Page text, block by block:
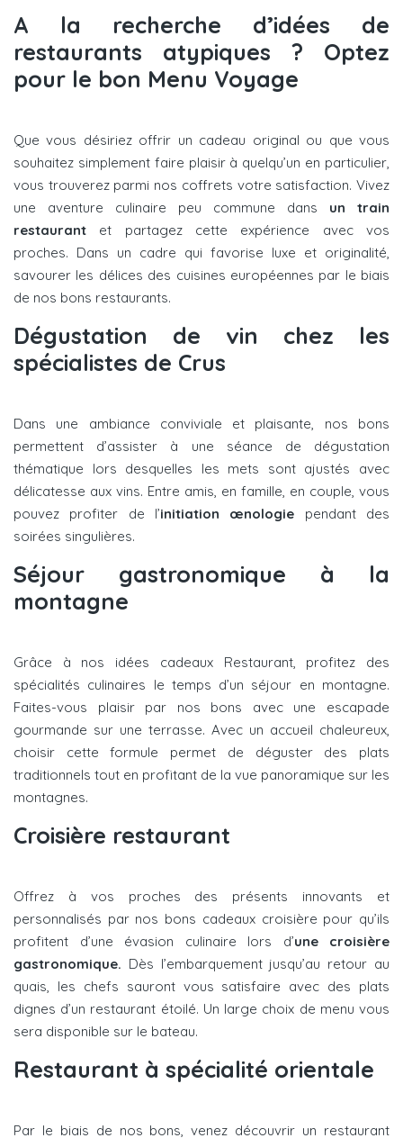
A la recherche d’idées de
restaurants atypiques ? Optez
pour le bon Menu Voyage
Que vous désiriez offrir un cadeau original ou que vous
souhaitez simplement faire plaisir à quelqu’un en particulier,
vous trouverez parmi nos coffrets votre satisfaction. Vivez
une aventure culinaire peu commune dans un train
restaurant et partagez cette expérience avec vos
proches. Dans un cadre qui favorise luxe et originalité,
savourer les délices des cuisines européennes par le biais
de nos bons restaurants.
Dégustation de vin chez les
spécialistes de Crus
Dans une ambiance conviviale et plaisante, nos bons
permettent d’assister à une séance de dégustation
thématique lors desquelles les mets sont ajustés avec
délicatesse aux vins. Entre amis, en famille, en couple, vous
pouvez profiter de l’initiation œnologie pendant des
soirées singulières.
Séjour gastronomique à la
montagne
Grâce à nos idées cadeaux Restaurant, profitez des
spécialités culinaires le temps d’un séjour en montagne.
Faites-vous plaisir par nos bons avec une escapade
gourmande sur une terrasse. Avec un accueil chaleureux,
choisir cette formule permet de déguster des plats
traditionnels tout en profitant de la vue panoramique sur les
montagnes.
Croisière restaurant
Offrez à vos proches des présents innovants et
personnalisés par nos bons cadeaux croisière pour qu’ils
profitent d’une évasion culinaire lors d’une croisière
gastronomique. Dès l’embarquement jusqu’au retour au
quais, les chefs sauront vous satisfaire avec des plats
dignes d’un restaurant étoilé. Un large choix de menu vous
sera disponible sur le bateau.
Restaurant à spécialité orientale
Par le biais de nos bons, venez découvrir un restaurant